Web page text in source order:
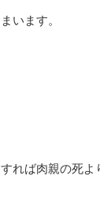
います。
れば肉親の死よ